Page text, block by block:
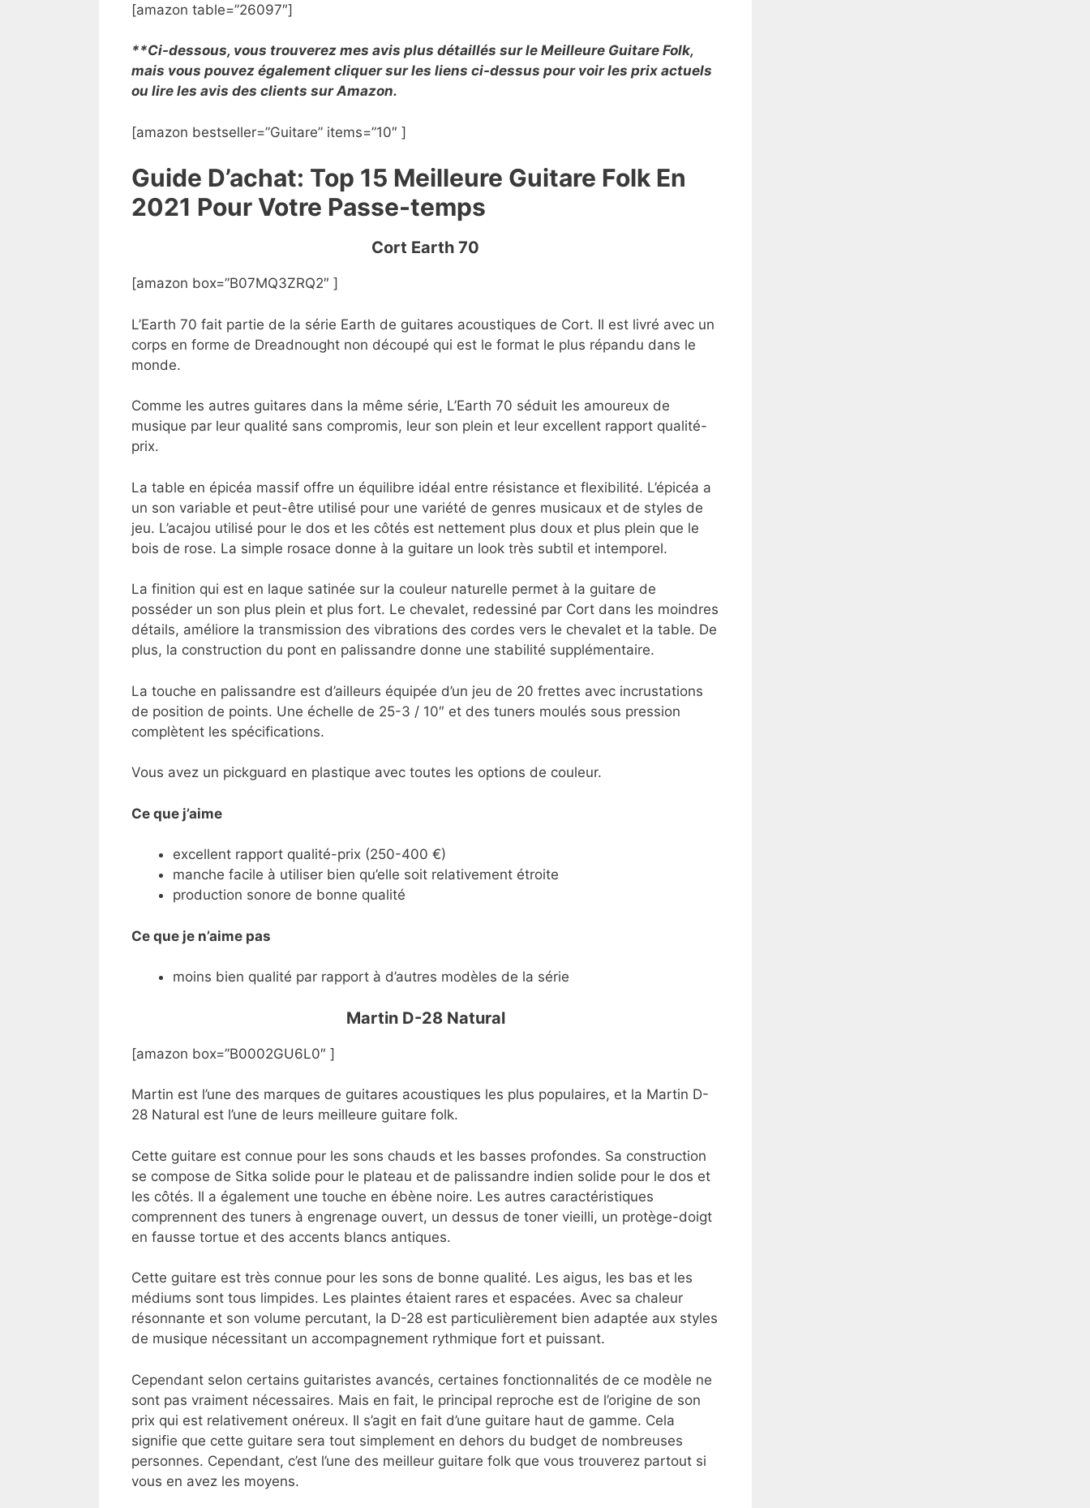
[amazon table=”26097″]
**Ci-dessous, vous trouverez mes avis plus détaillés sur le Meilleure Guitare Folk,
mais vous pouvez également cliquer sur les liens ci-dessus pour voir les prix actuels
ou lire les avis des clients sur Amazon.
[amazon bestseller=”Guitare” items=”10″ ]
Guide D’achat: Top 15 Meilleure Guitare Folk En
2021 Pour Votre Passe-temps
Cort Earth 70
[amazon box=”B07MQ3ZRQ2″ ]
L’Earth 70 fait partie de la série Earth de guitares acoustiques de Cort. Il est livré avec un
corps en forme de Dreadnought non découpé qui est le format le plus répandu dans le
monde.
Comme les autres guitares dans la même série, L’Earth 70 séduit les amoureux de
musique par leur qualité sans compromis, leur son plein et leur excellent rapport qualité-
prix.
La table en épicéa massif offre un équilibre idéal entre résistance et flexibilité. L’épicéa a
un son variable et peut-être utilisé pour une variété de genres musicaux et de styles de
jeu. L’acajou utilisé pour le dos et les côtés est nettement plus doux et plus plein que le
bois de rose. La simple rosace donne à la guitare un look très subtil et intemporel.
La finition qui est en laque satinée sur la couleur naturelle permet à la guitare de
posséder un son plus plein et plus fort. Le chevalet, redessiné par Cort dans les moindres
détails, améliore la transmission des vibrations des cordes vers le chevalet et la table. De
plus, la construction du pont en palissandre donne une stabilité supplémentaire.
La touche en palissandre est d’ailleurs équipée d’un jeu de 20 frettes avec incrustations
de position de points. Une échelle de 25-3 / 10″ et des tuners moulés sous pression
complètent les spécifications.
Vous avez un pickguard en plastique avec toutes les options de couleur.
Ce que j’aime
excellent rapport qualité-prix (250-400 €)
manche facile à utiliser bien qu’elle soit relativement étroite
production sonore de bonne qualité
Ce que je n’aime pas
moins bien qualité par rapport à d’autres modèles de la série
Martin D-28 Natural
[amazon box=”B0002GU6L0″ ]
Martin est l’une des marques de guitares acoustiques les plus populaires, et la Martin D-
28 Natural est l’une de leurs meilleure guitare folk.
Cette guitare est connue pour les sons chauds et les basses profondes. Sa construction
se compose de Sitka solide pour le plateau et de palissandre indien solide pour le dos et
les côtés. Il a également une touche en ébène noire. Les autres caractéristiques
comprennent des tuners à engrenage ouvert, un dessus de toner vieilli, un protège-doigt
en fausse tortue et des accents blancs antiques.
Cette guitare est très connue pour les sons de bonne qualité. Les aigus, les bas et les
médiums sont tous limpides. Les plaintes étaient rares et espacées. Avec sa chaleur
résonnante et son volume percutant, la D-28 est particulièrement bien adaptée aux styles
de musique nécessitant un accompagnement rythmique fort et puissant.
Cependant selon certains guitaristes avancés, certaines fonctionnalités de ce modèle ne
sont pas vraiment nécessaires. Mais en fait, le principal reproche est de l’origine de son
prix qui est relativement onéreux. Il s’agit en fait d’une guitare haut de gamme. Cela
signifie que cette guitare sera tout simplement en dehors du budget de nombreuses
personnes. Cependant, c’est l’une des meilleur guitare folk que vous trouverez partout si
vous en avez les moyens.